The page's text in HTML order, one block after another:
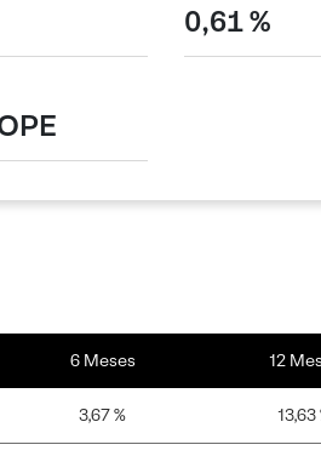
0,61 %
6 Meses 12
3,67 % 13,63